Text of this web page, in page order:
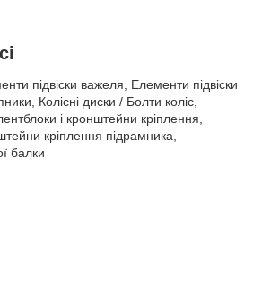
підвіски важеля, Елементи підвіски
Колісні диски / Болти коліс,
і кронштейни кріплення,
кріплення підрамника,
балки